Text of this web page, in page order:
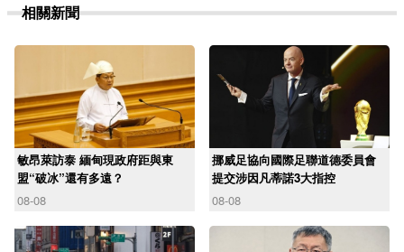
相關新聞
敏昂萊訪泰 緬甸現政府距與東
盟“破冰”還有多遠？
08-08
挪威足協向國際足聯道德委員會
提交涉因凡蒂諾3大指控
08-08